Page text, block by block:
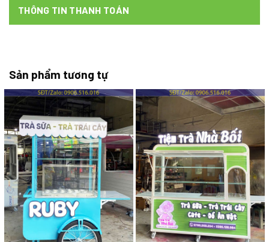
THÔNG TIN THANH TOÁN
Sản phẩm tương tự